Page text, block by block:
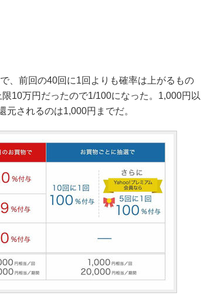
、前回の40回に1回よりも確率は上がるもの
10万円だったので1/100になった。1,000円以
元されるのは1,000円までだ。